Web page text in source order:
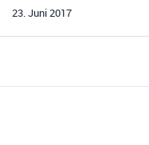
23. Juni 2017